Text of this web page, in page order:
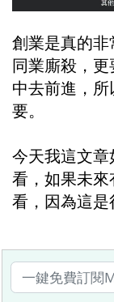
創業是真的
同業廝殺，
中去前進，
要。
今天我這文
看，如果未
看，因為這是